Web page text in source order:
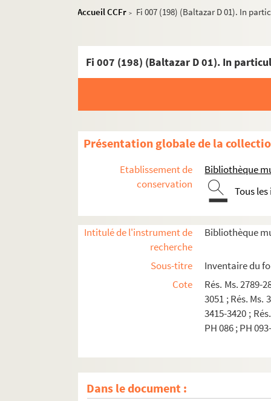
Accueil CCFr > Fi 007 (198) (Baltazar D 01). In
Fi 007 (198) (Baltazar D 01). In
Présentation globale de la
Etablissement de
conservation
Bibliothèque
Tous
Intitulé de l'instrument de
recherche
Bibliothèque
Sous-titre
Inventaire du
Cote
Rés. Ms. 2789-
3051 ; Rés. Ms.
3415-3420 ;
PH 086 ; PH
Dans le document :
B - Livres imprimés écrits ou ornés par
C - Livres d'artistes manuscrits écrits ou